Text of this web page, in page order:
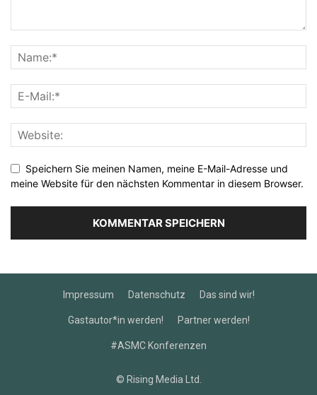
Speichern Sie meinen Namen, meine E-Mail-Adresse und
meine Website für den nächsten Kommentar in diesem Browser.
Impressum Datenschutz Das sind wir!
Gastautor*in werden! Partner werden!
#ASMC Konferenzen
© Rising Media Ltd.